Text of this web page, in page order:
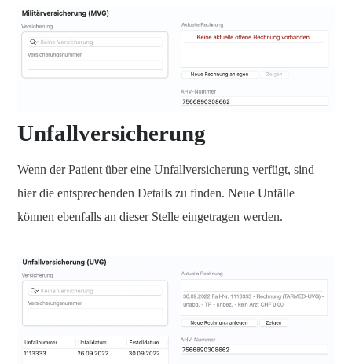
Unfallversicherung
Wenn der Patient über eine Unfallversicherung verfügt, sind
hier die entsprechenden Details zu finden. Neue Unfälle
können ebenfalls an dieser Stelle eingetragen werden.